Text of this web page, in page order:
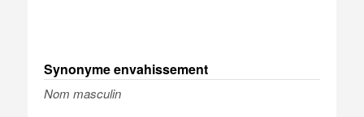
Synonyme envahissement
Nom masculin